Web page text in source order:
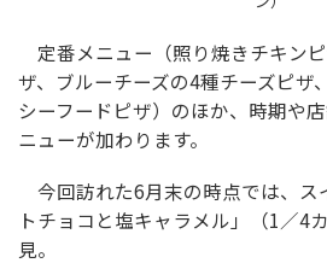
定番メニュー（照り焼きチキン
ザ、ブルーチーズの4種チーズピザ
シーフードピザ）のほか、時期や
ニューが加わります。
今回訪れた6月末の時点では、ス
トチョコと塩キャラメル」（1／4
見。